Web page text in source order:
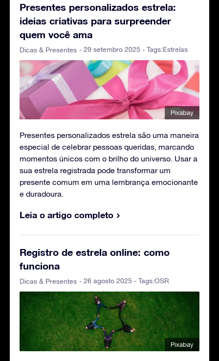
Presentes personalizados estrela:
ideias criativas para surpreender
quem você ama
Dicas & Presentes - 29 setembro 2025 - Tags:Estrelas
Pixabay
Presentes personalizados estrela são uma maneira
especial de celebrar pessoas queridas, marcando
momentos únicos com o brilho do universo. Usar a
sua estrela registrada pode transformar um
presente comum em uma lembrança emocionante
e duradoura.
Leia o artigo completo
Registro de estrela online: como
funciona
Dicas & Presentes - 26 agosto 2025 - Tags:OSR
Pixabay